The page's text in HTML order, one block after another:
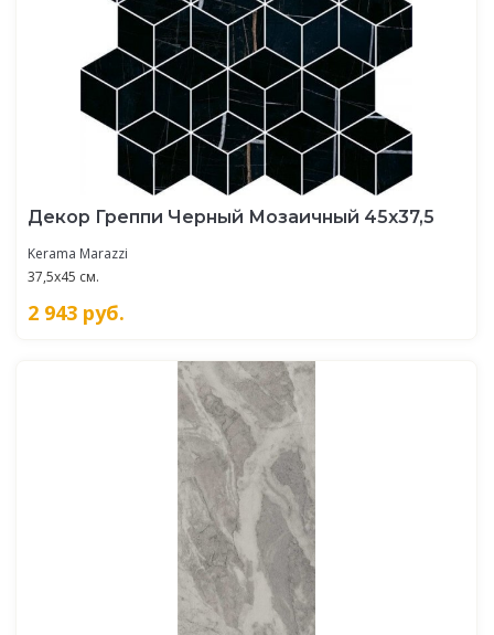
Декор Греппи Черный Мозаичный 45х37,5
Kerama Marazzi
37,5x45 см.
2 943 руб.